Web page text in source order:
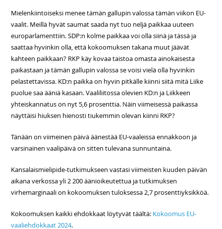
Mielenkiintoiseksi menee tämän gallupin valossa tämän viikon EU-
vaalit. Meillä hyvät saumat saada nyt tuo neljä paikkaa uuteen
europarlamenttiin. SDP:n kolme paikkaa voi olla siinä ja tässä ja
saattaa hyvinkin olla, että kokoomuksen takana muut jäävät
kahteen paikkaan? RKP käy kovaa taistoa omasta ainokaisesta
paikastaan ja tämän gallupin valossa se voisi vielä olla hyvinkin
pelastettavissa. KD:n paikka on hyvin pitkälle kiinni siitä mitä Liike
puolue saa ääniä kasaan. Vaaliliitossa olevien KD:n ja Liikkeen
yhteiskannatus on nyt 5,6 prosenttia. Näin viimeisessä paikassa
näyttäisi hiuksen hienosti tiukemmin olevan kiinni RKP?
Tänään on viimeinen päivä äänestää EU-vaaleissa ennakkoon ja
varsinainen vaalipäivä on sitten tulevana sunnuntaina.
Kansalaismielipide-tutkimukseen vastasi viimeisten kuuden päivän
aikana verkossa yli 2 200 äänioikeutettua ja tutkimuksen
virhemarginaali on kokoomuksen tuloksessa 2,7 prosenttiyksikköä.
Kokoomuksen kaikki ehdokkaat löytyvät täältä: Kokoomus EU-
vaaliehdokkaat 2024.